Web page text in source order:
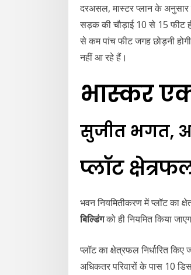
दरअसल, मास्टर प्लान के
सड़क की चौड़ाई 10 से 15 फीट
से कम पांच फीट जगह छोड़नी
नहीं आ रहे हैं।
भास्कर
सुजीत भगत,
प्लॉट
भवन नियमितीकरण में प्लॉट का
बिल्डिंगको ही नियमित किया
प्लॉट का क्षेत्रफल निर्धारित
अधिकतर परिवारों के पास 10